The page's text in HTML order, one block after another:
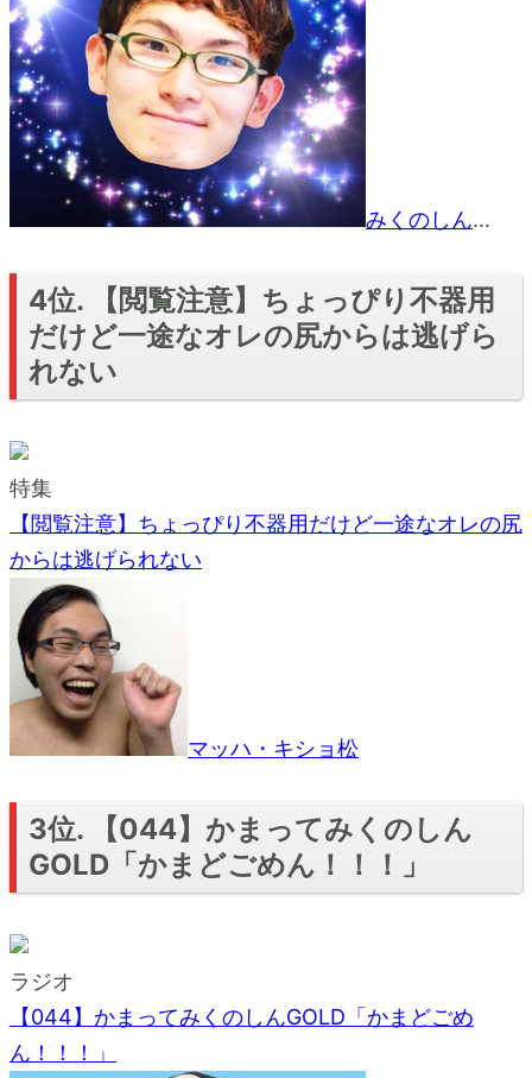
みくのしん…
4位. 【閲覧注意】ちょっぴり不器用
だけど一途なオレの尻からは逃げら
れない
特集
【閲覧注意】ちょっぴり不器用だけど一途なオレの尻
からは逃げられない
マッハ・キショ松
3位. 【044】かまってみくのしん
GOLD「かまどごめん！！！」
ラジオ
【044】かまってみくのしんGOLD「かまどごめ
ん！！！」